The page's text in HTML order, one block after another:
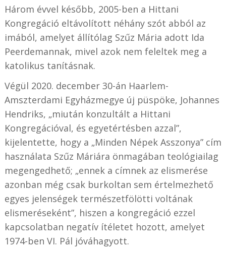
Három évvel később, 2005-ben a Hittani
Kongregáció eltávolított néhány szót abból az
imából, amelyet állítólag Szűz Mária adott Ida
Peerdemannak, mivel azok nem feleltek meg a
katolikus tanításnak.
Végül 2020. december 30-án Haarlem-
Amszterdami Egyházmegye új püspöke, Johannes
Hendriks, „miután konzultált a Hittani
Kongregációval, és egyetértésben azzal”,
kijelentette, hogy a „Minden Népek Asszonya” cím
használata Szűz Máriára önmagában teológiailag
megengedhető; „ennek a címnek az elismerése
azonban még csak burkoltan sem értelmezhető
egyes jelenségek természetfölötti voltának
elismeréseként”, hiszen a kongregáció ezzel
kapcsolatban negatív ítéletet hozott, amelyet
1974-ben VI. Pál jóváhagyott.